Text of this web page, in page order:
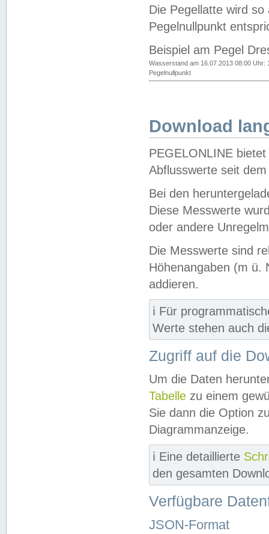
Die Pegellatte wird
Pegelnullpunkt
Beispiel am Pegel
Wasserstand am 16.07.2013 08:00 Uhr:
Pegelnullpunkt
Download
PEGELONLINE
Abflusswerte seit
Bei den
Diese Messwerte
oder andere
Die Messwerte sind
Höhenangaben (m ü.
addieren.
ℹ️ Für
Werte stehen auch
Zugriff auf die
Um die Daten
Tabelle zu einem
Sie dann die Option
Diagrammanzeige.
ℹ️ Eine detaillierte
den gesamten
Verfügbare
JSON-Format